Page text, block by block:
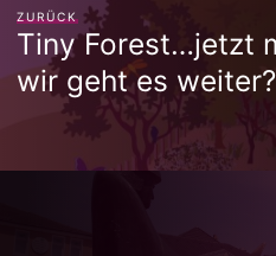
ZURÜCK
Tiny Forest…jetzt
wir geht es weiter?